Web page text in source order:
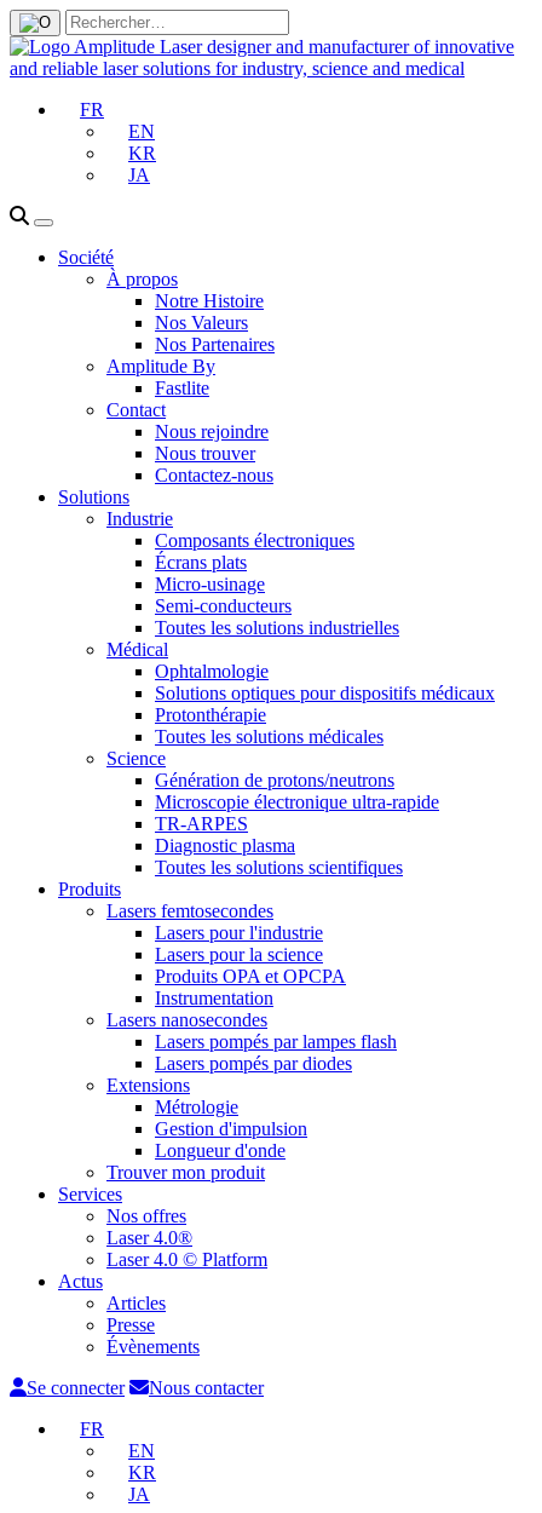
FR
EN
KR
JA
Société
À propos
Notre Histoire
Nos Valeurs
Nos Partenaires
Amplitude By
Fastlite
Contact
Nous rejoindre
Nous trouver
Contactez-nous
Solutions
Industrie
Composants électroniques
Écrans plats
Micro-usinage
Semi-conducteurs
Toutes les solutions industrielles
Médical
Ophtalmologie
Solutions optiques pour dispositifs médicaux
Protonthérapie
Toutes les solutions médicales
Science
Génération de protons/neutrons
Microscopie électronique ultra-rapide
TR-ARPES
Diagnostic plasma
Toutes les solutions scientifiques
Produits
Lasers femtosecondes
Lasers pour l'industrie
Lasers pour la science
Produits OPA et OPCPA
Instrumentation
Lasers nanosecondes
Lasers pompés par lampes flash
Lasers pompés par diodes
Extensions
Métrologie
Gestion d'impulsion
Longueur d'onde
Trouver mon produit
Services
Nos offres
Laser 4.0®
Laser 4.0 © Platform
Actus
Articles
Presse
Évènements
Se connecter
Nous contacter
FR
EN
KR
JA